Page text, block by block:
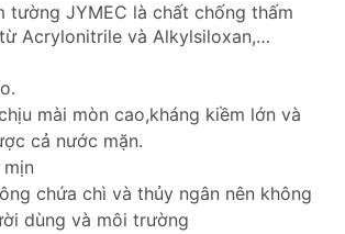
tường JYMEC là chất chống thấm
Acrylonitrile và Alkylsiloxan,
giữ và tôn lên vẻ đẹp ngôi nhà
với thời gian.
mài mòn cao,kháng kiềm lớn và
cả nước mặn.
chứa chì và thủy ngân nên không
dùng và môi trường